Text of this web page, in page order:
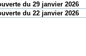
du 29 janvier 2026
du 22 janvier 2026